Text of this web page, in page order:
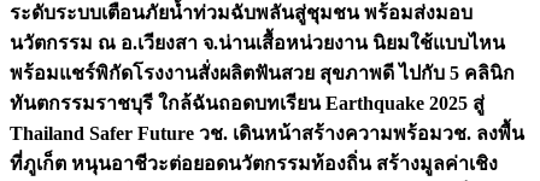
ระดับระบบเตือนภัยน้ำท่วมฉับพลันสู่ชุมชน พร้อมส่งมอบ
นวัตกรรม ณ อ.เวียงสา จ.น่านเสื้อหน่วยงาน นิยมใช้แบบไหน
พร้อมแชร์พิกัดโรงงานสั่งผลิตฟันสวย สุขภาพดี ไปกับ 5 คลินิก
ทันตกรรมราชบุรี ใกล้ฉันถอดบทเรียน Earthquake 2025 สู่
Thailand Safer Future วช. เดินหน้าสร้างความพร้อมวช. ลงพื้น
ที่ภูเก็ต หนุนอาชีวะต่อยอดนวัตกรรมท้องถิ่น สร้างมูลค่าเชิง